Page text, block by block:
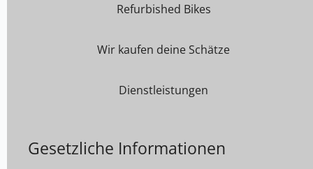
Refurbished Bikes
Wir kaufen deine Schätze
Dienstleistungen
Gesetzliche Informationen